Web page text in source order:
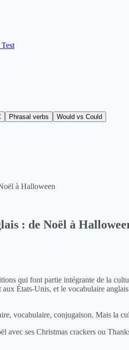
Test
Phrasal verbs Would vs Could
à Halloween
: de Noël à
qui font partie intégrante de la
États-Unis, et le vocabulaire
vocabulaire, conjugaison. Mais la
ses Christmas crackers ou